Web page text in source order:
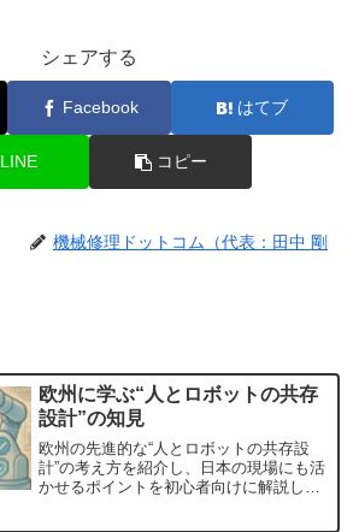
シェアする
Facebook はてブ
LINE コピー
機械修理ドットコム（代表：田中 剛
欧州に学ぶ“人とロボットの共存
設計”の知見
欧州の先進的な“人とロボットの共存設
計”の考え方を紹介し、日本の現場にも活
かせるポイントを初心者向けに解説しま